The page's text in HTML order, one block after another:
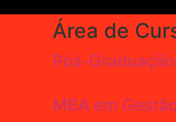
Área de
Pós-
MBA em